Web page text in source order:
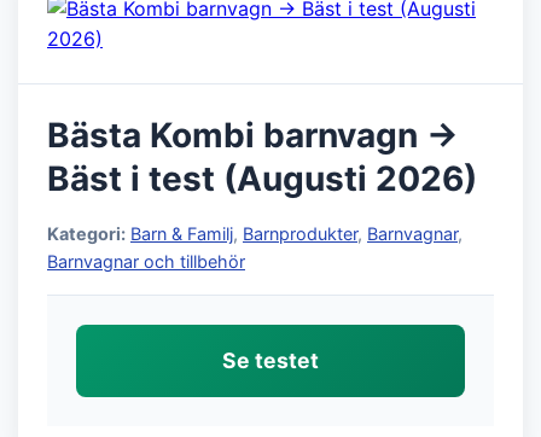
Bästa Kombi barnvagn →
Bäst i test (Augusti 2026)
Kategori: Barn & Familj, Barnprodukter, Barnvagnar,
Barnvagnar och tillbehör
Se testet